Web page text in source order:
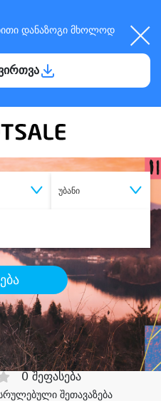
დანაზოგი მხოლოდ
უბანი
მომსახურება
შეთავაზება
0 შეფასება